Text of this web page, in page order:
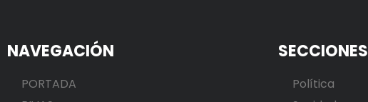
NAVEGACIÓN
PORTADA
SECCIONES
Política